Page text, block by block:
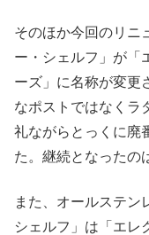
そのほか今回のリニ
ー・シェルフ」が「
ーズ」に名称が変更
なポストではなくラ
礼ながらとっくに廃
た。継続となったの
また、オールステン
シェルフ」は「エレ